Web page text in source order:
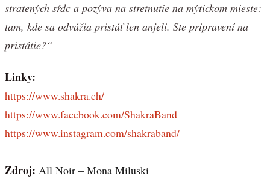
stratených sŕdc a pozýva na stretnutie na mýtickom mieste:
tam, kde sa odvážia pristáť len anjeli. Ste pripravení na
pristátie?“
Linky:
https://www.shakra.ch/
https://www.facebook.com/ShakraBand
https://www.instagram.com/shakraband/
Zdroj: All Noir – Mona Miluski